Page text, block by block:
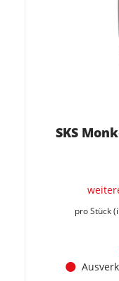
SKS
pro Stück